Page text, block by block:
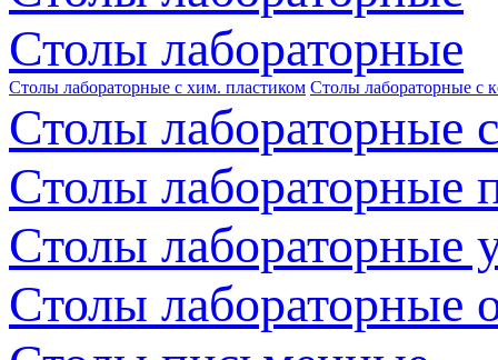
Столы лабораторные
Столы лабораторные с хим. пластиком Столы лабораторные с
Столы лабораторные
Столы лабораторные
Столы лабораторные
Столы лабораторные